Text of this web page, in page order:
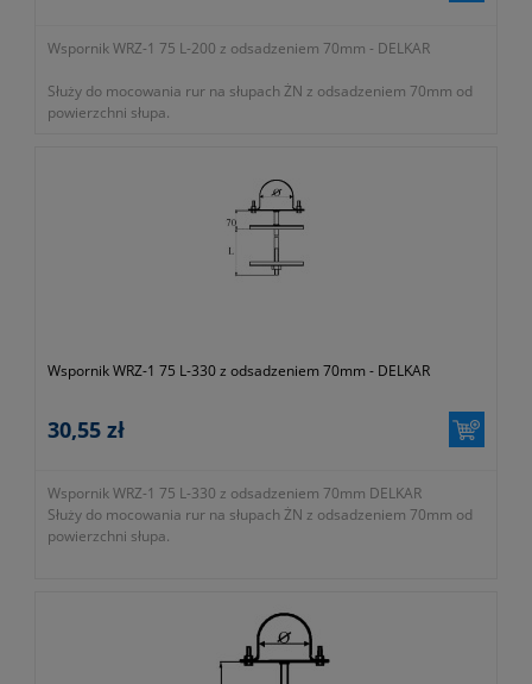
Wspornik WRZ-1 75 L-200 z odsadzeniem 70mm - DELKAR
Służy do mocowania rur na słupach ŻN z odsadzeniem 70mm od
powierzchni słupa.
- dawny symbol 0-346-000-000-000
- symbol producenta EP-UC-WRZ1-75X200
Wspornik WRZ-1 75 L-330 z odsadzeniem 70mm - DELKAR
30,55 zł
Wspornik WRZ-1 75 L-330 z odsadzeniem 70mm DELKAR
Służy do mocowania rur na słupach ŻN z odsadzeniem 70mm od
powierzchni słupa.